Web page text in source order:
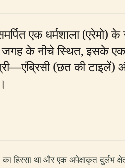
एक धर्मशाला (एरेमो) के
जगह के नीचे स्थित, इसके
(छत की
हिस्सा था और एक अपेक्षाकृत दुर्लभ